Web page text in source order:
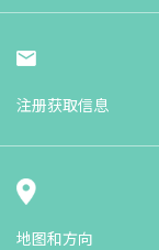
注册获取信息
地图和方向